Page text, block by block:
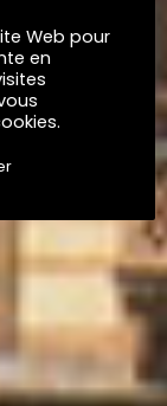
Web pour
en